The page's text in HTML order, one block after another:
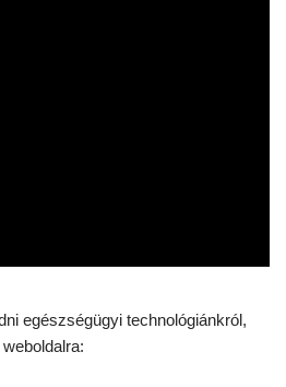
egészségügyi technológiánkról,